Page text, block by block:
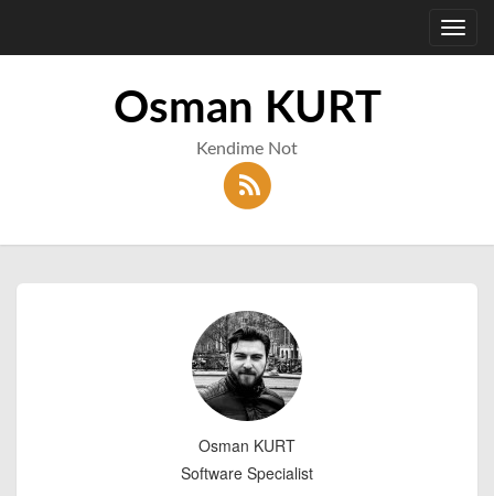
Osman KURT
Kendime Not
Osman KURT
Software Specialist